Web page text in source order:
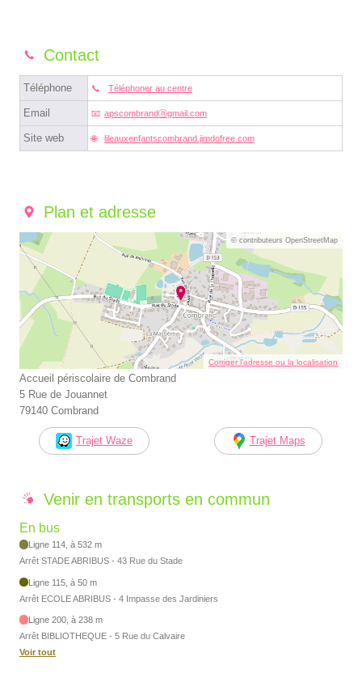
Contact
Téléphone Téléphoner au centre
Email apscombrandⓐgmail.com
Site web lileauxenfantscombrand.jimdofree.com
Plan et adresse
© contributeurs OpenStreetMap
Corriger l’adresse ou la localisation
Accueil périscolaire de Combrand
5 Rue de Jouannet
79140 Combrand
Trajet Waze Trajet Maps
Venir en transports en commun
En bus
Ligne 114, à 532 m
Arrêt STADE ABRIBUS - 43 Rue du Stade
Ligne 115, à 50 m
Arrêt ECOLE ABRIBUS - 4 Impasse des Jardiniers
Ligne 200, à 238 m
Arrêt BIBLIOTHEQUE - 5 Rue du Calvaire
Voir tout